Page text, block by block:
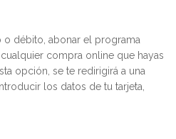
o débito, abonar el programa
compra online que hayas
opción, se te redirigirá a una
los datos de tu tarjeta,